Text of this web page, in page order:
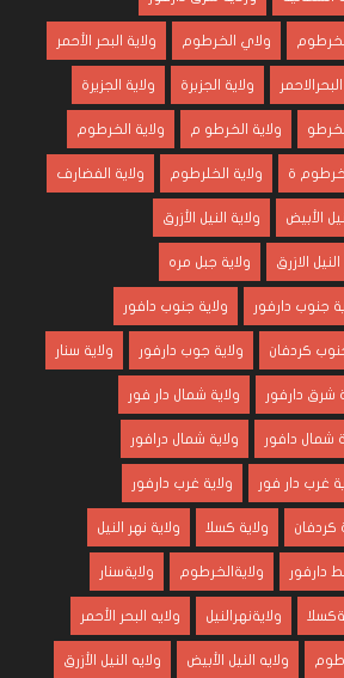
ولاي الخرطوم ولاية البحر الأحمر
ولاية الجزبرة ولاية الجزيرة
ولاية الخرطو م ولاية الخرطوم
ة ولاية الخلرطوم ولاية الفضارف
الأبيض ولاية النيل الأزرق
الازرق ولاية جبل مره
جنوب دارفور ولاية جنوب دافور
كردفان ولاية جوب دارفور ولاية سنار
شرق دارفور ولاية شمال دار فور
شمال دافور ولاية شمال درافور
غرب دار فور ولاية غرب دارفور
كردفان ولاية كسلا ولاية نهر النيل
دارفور ولايةالخرطوم ولايةسنار
ولايةنهرالنيل ولايه البحر الأحمر
ولايه النيل الأبيض ولايه النيل الأزرق